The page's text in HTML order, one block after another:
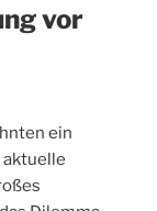
vor
ein
aktuelle